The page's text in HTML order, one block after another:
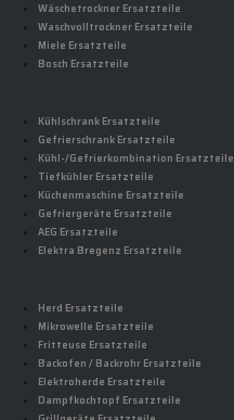
Wäschetrockner Ersatzteile
Waschvolltrockner Ersatzteile
Miele Ersatzteile
Bosch Ersatzteile
Kühlschrank Ersatzteile
Gefrierschrank Ersatzteile
Kühl-/Gefrierkombination Ersatzteile
Tiefkühler Ersatzteile
Küchenmaschine Ersatzteile
Gefriergeräte Ersatzteile
AEG Ersatzteile
Elektra Bregenz Ersatzteile
Herd Ersatzteile
Mikrowelle Ersatzteile
Fritteuse Ersatzteile
Backofen / Backrohr Ersatzteile
Elektroherde Ersatzteile
Dampfkochtopf Ersatzteile